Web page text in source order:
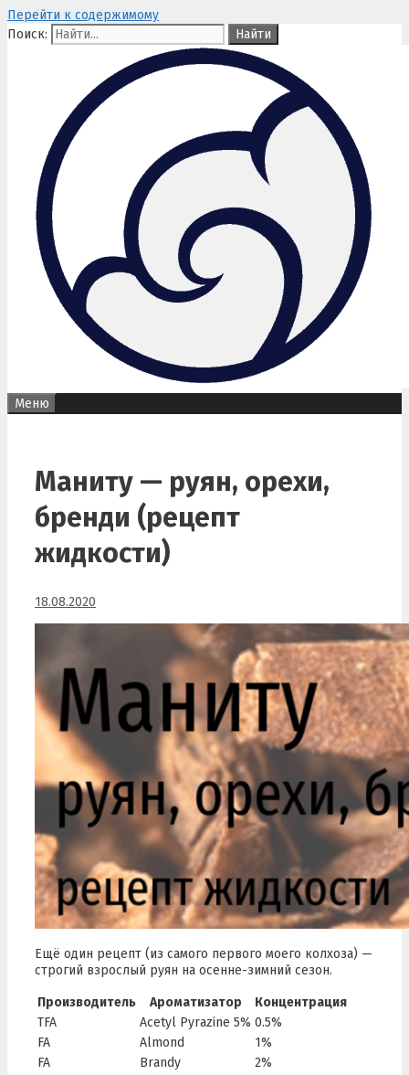
Перейти к содержимому
Поиск:
Меню
Маниту — руян, орехи,
бренди (рецепт
жидкости)
18.08.2020
Ещё один рецепт (из самого первого моего колхоза) —
строгий взрослый руян на осенне-зимний сезон.
Производитель Ароматизатор
Концентрация
TFA
Acetyl Pyrazine 5% 0.5%
FA
Almond
1%
FA
Brandy
2%